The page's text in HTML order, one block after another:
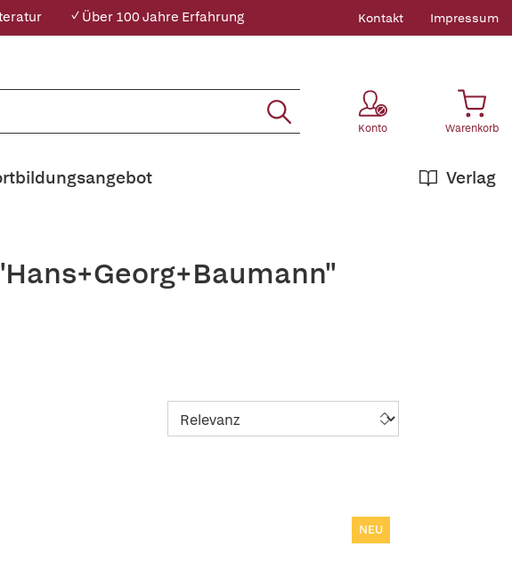
✓ Über 100 Jahre Erfahrung Kontakt Impressum
Konto Warenkorb
Verlag
NEU